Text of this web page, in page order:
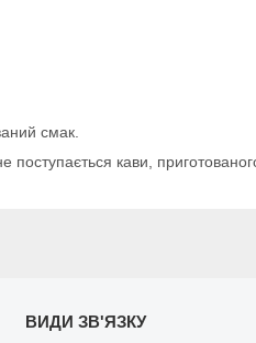
смак.
поступається кави,